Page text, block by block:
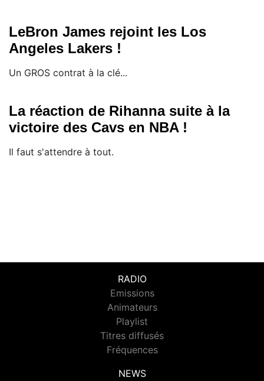
LeBron James rejoint les Los
Angeles Lakers !
Un GROS contrat à la clé...
La réaction de Rihanna suite à la
victoire des Cavs en NBA !
Il faut s'attendre à tout.
RADIO
Emissions
Animateurs
Playlist
Titres diffusés
Fréquences
NEWS